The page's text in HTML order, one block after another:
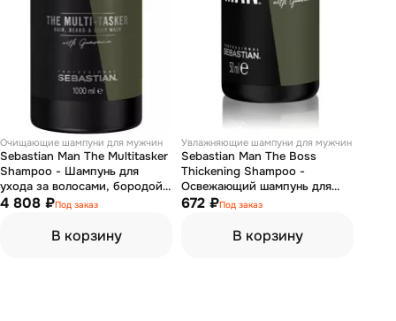
Очищающие шампуни для мужчин
Sebastian Man The Multitasker
Shampoo - Шампунь для
ухода за волосами, бородой
и телом 3 в 1 1000 мл
4 808 ₽Под заказ
В корзину
Увлажняющие шампуни для мужчин
Sebastian Man The Boss
Thickening Shampoo -
Освежающий шампунь для
увеличения объема 50 мл
672 ₽Под заказ
В корзину